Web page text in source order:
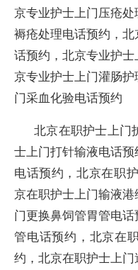
京专业护士上门压疮
褥疮处理电话预约，
话预约，北京专业护
京专业护士上门灌肠
门采血化验电话预约
北京在职护士上门
士上门打针输液电话
电话预约，北京在职
京在职护士上门输液
门更换鼻饲管胃管电
管电话预约，北京在
约，北京在职护士上